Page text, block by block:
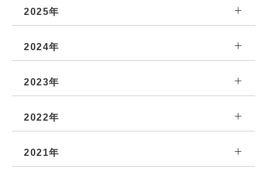
2025年
2024年
2023年
2022年
2021年